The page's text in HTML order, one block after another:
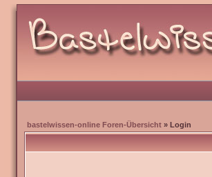
bastelwissen-online Foren-Übersicht » Login